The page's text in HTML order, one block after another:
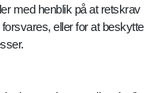
med henblik på at retskrav
eller for at beskytte